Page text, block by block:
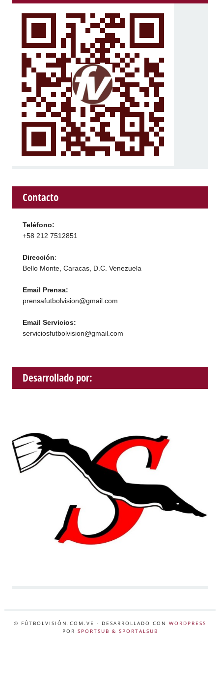
Contacto
Teléfono:
+58 212 7512851
Dirección:
Bello Monte, Caracas, D.C. Venezuela
Email Prensa:
prensafutbolvision@gmail.com
Email Servicios:
serviciosfutbolvision@gmail.com
Desarrollado por:
© FÚTBOLVISIÓN.COM.VE - DESARROLLADO CON WORDPRESS
POR SPORTSUB & SPORTALSUB